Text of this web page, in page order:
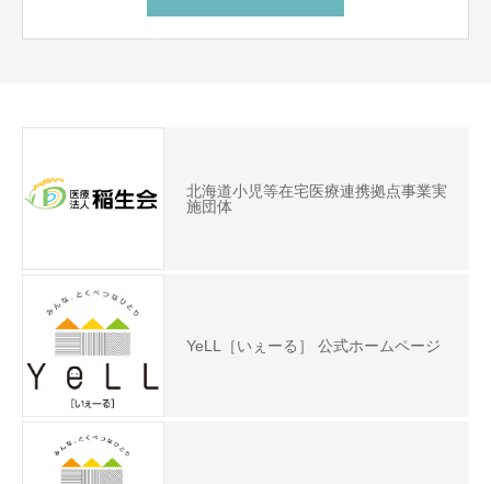
北海道小児等在宅医療連携拠点事業実
施団体
YeLL［いぇーる］ 公式ホームページ